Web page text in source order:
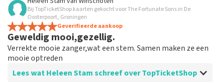
Veel te duur
Tickets veel te duur als je via toptickets reserveerd, 70
euro p.p omdat het lang niet vol was ben ik op de site
van de parade gaan zoeken en wat schetst mijn
verbazing dat daar de kaartjes 30 euro waren !!!!
Bij TopTicketShop kaarten gekocht voor The Fortunate Sons in De
Oosterpoort, Groningen
Geverifieerde aankoop
Geweldig mooi,gezellig.
Verrekte mooie zanger,wat een stem. Samen maken ze een
mooie optreden
Lees wat Heleen Stam schreef over TopTicketShop